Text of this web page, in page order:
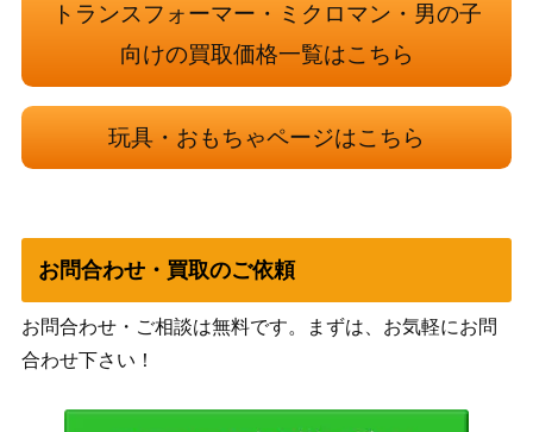
トランスフォーマー・ミクロマン・男の子
向けの買取価格一覧はこちら
玩具・おもちゃページはこちら
お問合わせ・買取のご依頼
お問合わせ・ご相談は無料です。まずは、お気軽にお問
合わせ下さい！